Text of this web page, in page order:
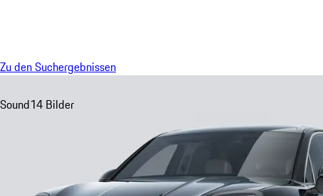
Zu den Suchergebnissen
Sound14 Bilder